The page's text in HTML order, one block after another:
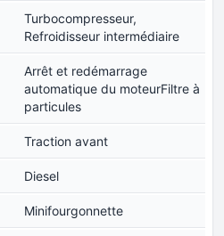
Turbocompresseur,
Refroidisseur intermédiaire
Arrêt et redémarrage
automatique du moteurFiltre à
particules
Traction avant
Diesel
Minifourgonnette